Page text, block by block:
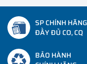
SP CHÍNH HÃNG
ĐẦY ĐỦ CO, CQ
BẢO HÀNH